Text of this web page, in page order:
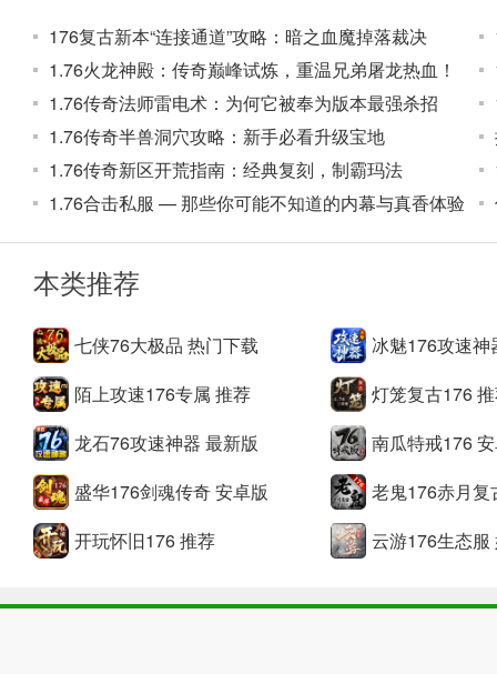
2、直接购买货币和经验丹，建议从道士开始，道士自带绿毒
3、绿毒优势不允许回血
4、依次升级-转生-天机罗盘，击中实物-在福利大厅-实物兑换
5、收到特权的玩家记得先收到首充，然后依次提升等级-转生-
6、然后开个狂暴，这样攻击速度和杀怪爆率会高很多，再加
七侠76大极品游戏点评
家选择，受欢迎是国王，不是高精神消费也不是浪费时间，是
以上是小编为大家整理的。《 <七侠76大极品游戏介绍>》更
176复古新本“连接通道”攻略：暗之血魔掉落裁决
1.76火龙神殿：传奇巅峰试炼，重温兄弟屠龙热血！
1.76传奇法师雷电术：为何它被奉为版本最强杀招
1.76传奇半兽洞穴攻略：新手必看升级宝地
1.76传奇新区开荒指南：经典复刻，制霸玛法
1.76合击私服 — 那些你可能不知道的内幕与真香体验
本类推荐
七侠76大极品 热门下载
冰魅176攻速神
陌上攻速176专属 推荐
灯笼复古176
龙石76攻速神器 最新版
南瓜特戒176
盛华176剑魂传奇 安卓版
老鬼176赤月复
开玩怀旧176 推荐
云游176生态服